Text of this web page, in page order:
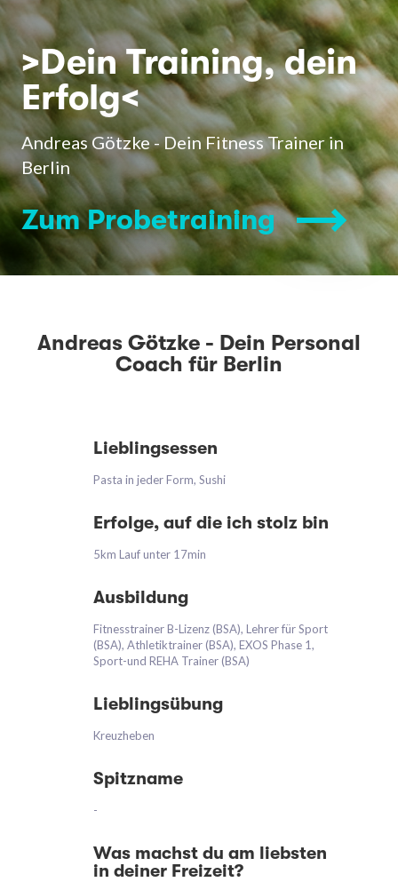
>Dein Training, dein
Erfolg<
Andreas Götzke - Dein Fitness Trainer in
Berlin
Zum Probetraining
Andreas Götzke - Dein Personal
Coach für Berlin
Lieblingsessen
Pasta in jeder Form, Sushi
Erfolge, auf die ich stolz bin
5km Lauf unter 17min
Ausbildung
Fitnesstrainer B-Lizenz (BSA), Lehrer für Sport
(BSA), Athletiktrainer (BSA), EXOS Phase 1,
Sport-und REHA Trainer (BSA)
Lieblingsübung
Kreuzheben
Spitzname
-
Was machst du am liebsten
in deiner Freizeit?